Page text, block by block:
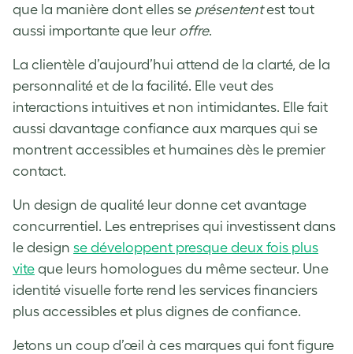
que la manière dont elles se présententest tout
aussi importante que leur offre.
La clientèle d’aujourd’hui attend de la clarté, de la
personnalité et de la facilité. Elle veut des
interactions intuitives et non intimidantes. Elle fait
aussi davantage confiance aux marques qui se
montrent accessibles et humaines dès le premier
contact.
Un design de qualité leur donne cet avantage
concurrentiel. Les entreprises qui investissent dans
le design se développent presque deux fois plus
vite que leurs homologues du même secteur. Une
identité visuelle forte rend les services financiers
plus accessibles et plus dignes de confiance.
Jetons un coup d’œil à ces marques qui font figure